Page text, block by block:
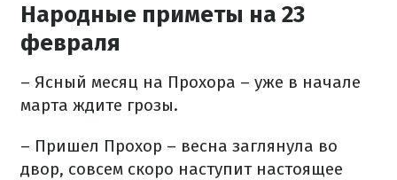
Народные приметы на 23
февраля
– Ясный месяц на Прохора – уже в начале
марта ждите грозы.
– Пришел Прохор – весна заглянула во
двор, совсем скоро наступит настоящее